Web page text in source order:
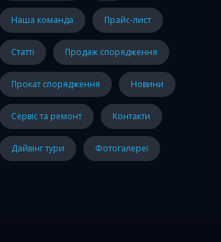
наша команда прайс-лист
статті Продаж спорядження
Прокат спорядження Новини
Сервіс та ремонт Контакти
Дайвінг тури Фотогалереї